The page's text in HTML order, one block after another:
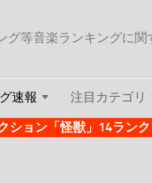
グ等音楽ランキングに関
速報 注目カテゴリ
ション「怪獣」14ラン